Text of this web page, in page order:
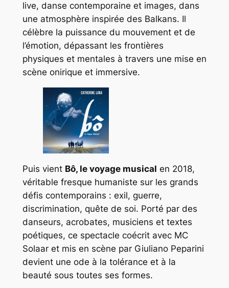
live, danse contemporaine et images, dans
une atmosphère inspirée des Balkans. Il
célèbre la puissance du mouvement et de
l’émotion, dépassant les frontières
physiques et mentales à travers une mise en
scène onirique et immersive.
Puis vient Bô, le voyage musical en 2018,
véritable fresque humaniste sur les grands
défis contemporains : exil, guerre,
discrimination, quête de soi. Porté par des
danseurs, acrobates, musiciens et textes
poétiques, ce spectacle coécrit avec MC
Solaar et mis en scène par Giuliano Peparini
devient une ode à la tolérance et à la
beauté sous toutes ses formes.